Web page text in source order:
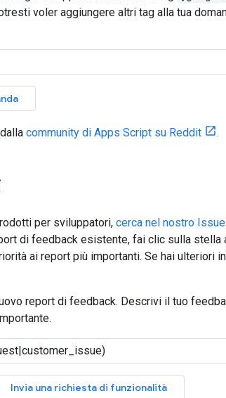
voler aggiungere altri tag alla tua
community di Apps Script su Reddit .
per sviluppatori, cerca nel nostro
di feedback esistente, fai clic sulla stella
ai report più importanti. Se hai ulteriori
report di feedback. Descrivi il tuo
Invia una richiesta di funzionalità